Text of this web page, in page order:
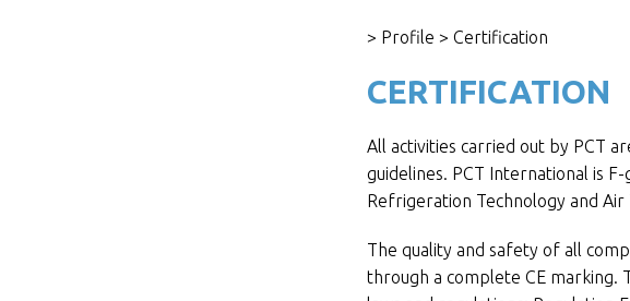
> Profile > Certification
CERTIFICATION
All activities carried out by PCT
guidelines. PCT International is
Refrigeration Technology and
The quality and safety of all
through a complete CE marking.